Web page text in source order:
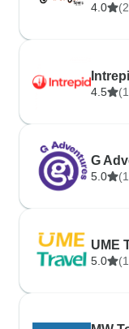
4.0
4.5
G
5.0
UME
5.0